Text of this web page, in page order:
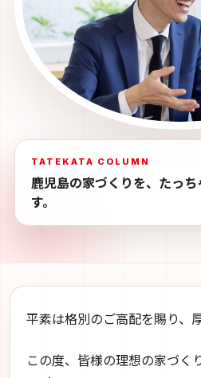
TATEKATA COLUMN
鹿児島の家づくりを、たっ
す。
平素は格別のご高配を賜り、
この度、皆様の理想の家づく